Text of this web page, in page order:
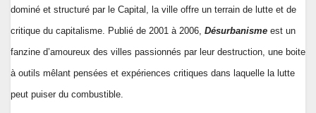
dominé et structuré par le Capital, la ville offre un terrain de lutte et de
critique du capitalisme. Publié de 2001 à 2006, Désurbanisme est un
fanzine d’amoureux des villes passionnés par leur destruction, une boite
à outils mêlant pensées et expériences critiques dans laquelle la lutte
peut puiser du combustible.